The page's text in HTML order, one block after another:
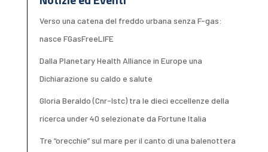
Verso una catena del freddo urbana senza F-gas:
nasce FGasFreeLIFE
Dalla Planetary Health Alliance in Europe una
Dichiarazione su caldo e salute
Gloria Beraldo (Cnr-Istc) tra le dieci eccellenze della
ricerca under 40 selezionate da Fortune Italia
Tre “orecchie” sul mare per il canto di una balenottera